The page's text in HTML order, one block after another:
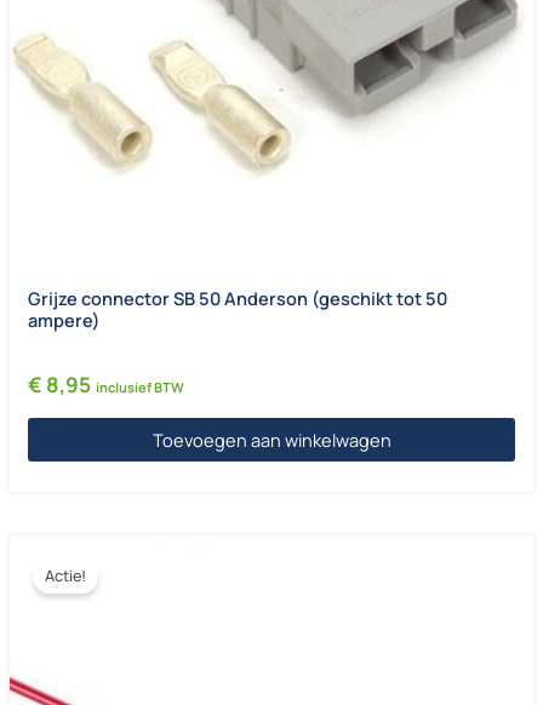
Grijze connector SB 50 Anderson (geschikt tot 50
ampere)
€ 8,95 inclusief BTW
Toevoegen aan winkelwagen
Actie!